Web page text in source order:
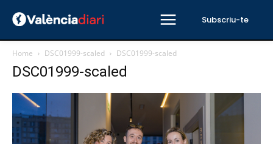
Subscriu-te
Home DSC01999-scaled DSC01999-scaled
DSC01999-scaled